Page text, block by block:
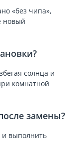
«без чипа»,
новый
солнца и
комнатной
замены?
и выполнить